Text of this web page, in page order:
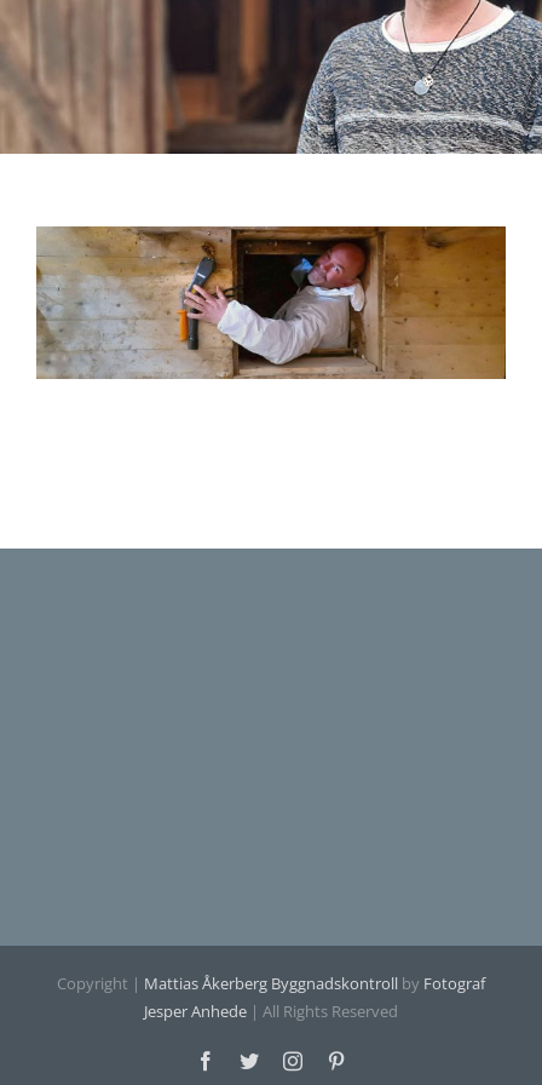
Copyright | Mattias Åkerberg Byggnadskontroll by Fotograf
Jesper Anhede | All Rights Reserved
Facebook
TwitterInstagram